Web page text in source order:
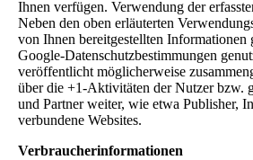
Ihnen verfügen. Verwendung der
Neben den oben erläuterten
von Ihnen bereitgestellten Informationen
Google-Datenschutzbestimmungen
veröffentlicht möglicherweise
über die +1-Aktivitäten der Nutzer bzw.
und Partner weiter, wie etwa Publisher,
verbundene Websites.
Verbraucherinformationen